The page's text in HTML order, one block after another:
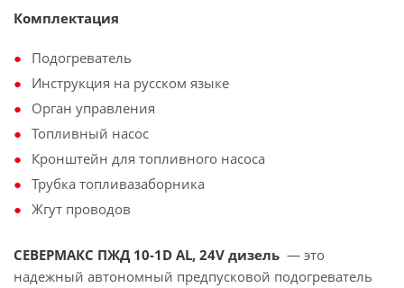
Комплектация
Подогреватель
Инструкция на русском языке
Орган управления
Топливный насос
Кронштейн для топливного насоса
Трубка топливазаборника
Жгут проводов
СЕВЕРМАКС ПЖД 10-1D AL, 24V дизель — это
надежный автономный предпусковой подогреватель